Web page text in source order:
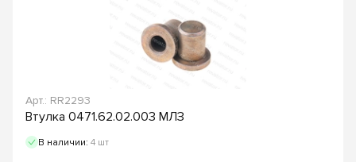
Арт.: RR2293
Втулка 0471.62.02.003 МЛЗ
В наличии: 4 шт